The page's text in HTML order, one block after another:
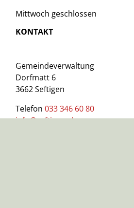
Mittwoch geschlossen
KONTAKT
Gemeindeverwaltung
Dorfmatt 6
3662 Seftigen
Telefon 033 346 60 80
info@seftigen.ch